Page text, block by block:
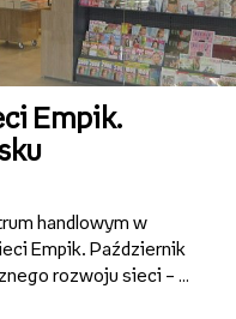
Empik.
handlowym w
Empik. Październik
rozwoju sieci – w